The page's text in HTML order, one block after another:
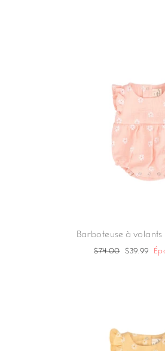
Barboteuse à volants
Prix
$74.00
Prix
$39.99